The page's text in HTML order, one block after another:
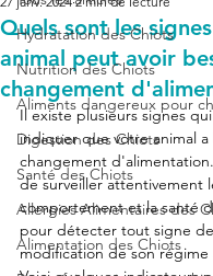
Hydratation des Chiots
Nutrition des Chiots
Aliments dangereux pour
Digestion des Chiots
Santé des Chiots
Allergies Alimentaires des
Alimentation des Chiots
Quels sont les
animal peut avoir
changement
Il existe plusieurs signes
indiquer que votre animal
changement
de surveiller attentivement
comportement et la santé
pour détecter tout signe
modification de son régime